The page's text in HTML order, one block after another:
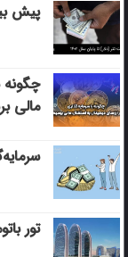
پیش
چگونه
مالی
تور